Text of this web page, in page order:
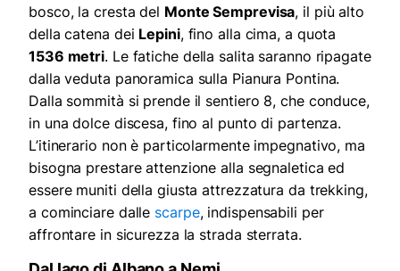
bosco, la cresta del Monte Semprevisa, il più alto
della catena dei Lepini, fino alla cima, a quota
1536 metri. Le fatiche della salita saranno ripagate
dalla veduta panoramica sulla Pianura Pontina.
Dalla sommità si prende il sentiero 8, che conduce,
in una dolce discesa, fino al punto di partenza.
L’itinerario non è particolarmente impegnativo, ma
bisogna prestare attenzione alla segnaletica ed
essere muniti della giusta attrezzatura da trekking,
a cominciare dalle scarpe, indispensabili per
affrontare in sicurezza la strada sterrata.